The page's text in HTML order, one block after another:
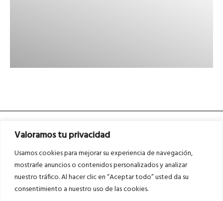
Valoramos tu privacidad
Usamos cookies para mejorar su experiencia de navegación,
mostrarle anuncios o contenidos personalizados y analizar
nuestro tráfico. Al hacer clic en “Aceptar todo” usted da su
consentimiento a nuestro uso de las cookies.
Asociados a